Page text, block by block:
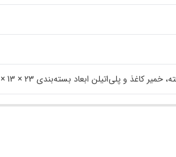
13 × 12 سانتی‌متر وزن بسته‌بندی 432 گرم تاشو استفاده از دو روی تشک